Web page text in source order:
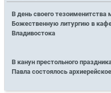
В день своего
Божественную литургию в
Владивостока
В канун престольного
Павла состоялось